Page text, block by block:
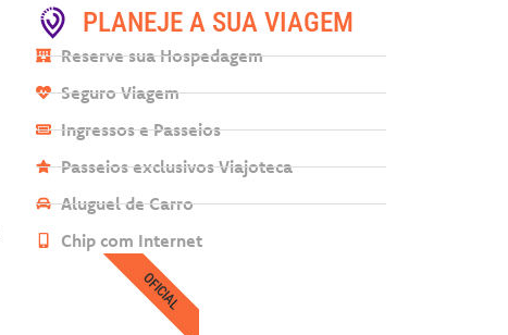
PLANEJE A SUA VIAGEM
Reserve sua Hospedagem
Seguro Viagem
Ingressos e Passeios
Passeios exclusivos Viajoteca
Aluguel de Carro
Chip com Internet
OFICIAL